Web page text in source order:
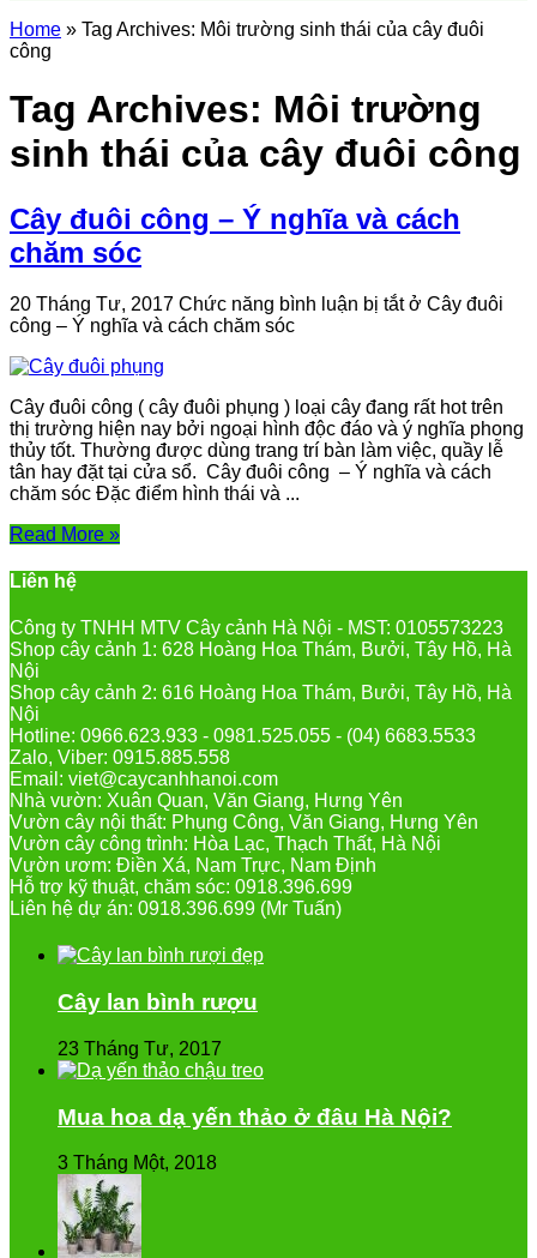
Home » Tag Archives: Môi trường sinh thái của cây đuôi
công
Tag Archives: Môi trường
sinh thái của cây đuôi công
Cây đuôi công – Ý nghĩa và cách
chăm sóc
20 Tháng Tư, 2017 Chức năng bình luận bị tắtở Cây đuôi
công – Ý nghĩa và cách chăm sóc
Cây đuôi công ( cây đuôi phụng ) loại cây đang rất hot trên
thị trường hiện nay bởi ngoại hình độc đáo và ý nghĩa phong
thủy tốt. Thường được dùng trang trí bàn làm việc, quầy lễ
tân hay đặt tại cửa sổ. Cây đuôi công – Ý nghĩa và cách
chăm sóc Đặc điểm hình thái và ...
Read More »
Liên hệ
Công ty TNHH MTV Cây cảnh Hà Nội - MST: 0105573223
Shop cây cảnh 1: 628 Hoàng Hoa Thám, Bưởi, Tây Hồ, Hà
Nội
Shop cây cảnh 2: 616 Hoàng Hoa Thám, Bưởi, Tây Hồ, Hà
Nội
Hotline: 0966.623.933 - 0981.525.055 - (04) 6683.5533
Zalo, Viber: 0915.885.558
Email: viet@caycanhhanoi.com
Nhà vườn: Xuân Quan, Văn Giang, Hưng Yên
Vườn cây nội thất: Phụng Công, Văn Giang, Hưng Yên
Vườn cây công trình: Hòa Lạc, Thạch Thất, Hà Nội
Vườn ươm: Điền Xá, Nam Trực, Nam Định
Hỗ trợ kỹ thuật, chăm sóc: 0918.396.699
Liên hệ dự án: 0918.396.699 (Mr Tuấn)
Cây lan bình rượu
23 Tháng Tư, 2017
Mua hoa dạ yến thảo ở đâu Hà Nội?
3 Tháng Một, 2018